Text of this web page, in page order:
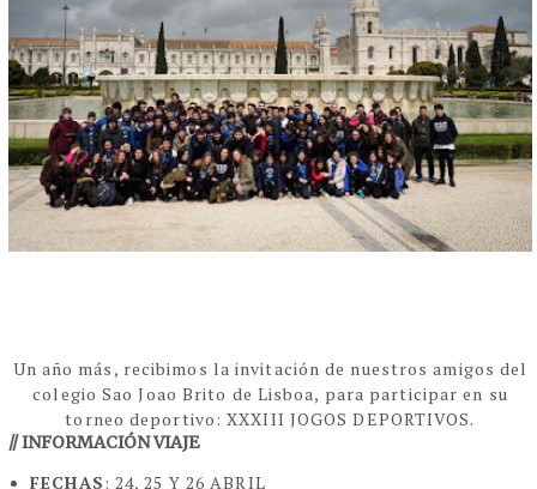
Un año más, recibimos la invitación de nuestros amigos del
colegio Sao Joao Brito de Lisboa, para participar en su
torneo deportivo: XXXIII JOGOS DEPORTIVOS.
// INFORMACIÓN VIAJE
FECHAS: 24, 25 Y 26 ABRIL